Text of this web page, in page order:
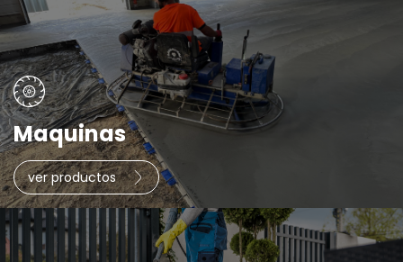
Maquinas
ver productos